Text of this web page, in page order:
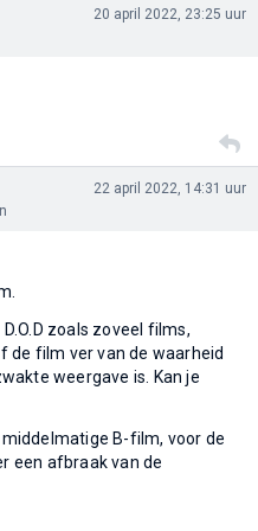
20 april 2022, 23:25 uur
22 april 2022, 14:31 uur
zoals zoveel films,
de film ver van de waarheid
weergave is. Kan je
B-film, voor de
een afbraak van de